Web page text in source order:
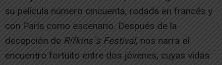
su película número cincuenta, rodada en francés y
con París como escenario. Después de la
decepción de Rifkins´s Festival, nos narra el
encuentro fortuito entre dos jóvenes, cuyas vidas